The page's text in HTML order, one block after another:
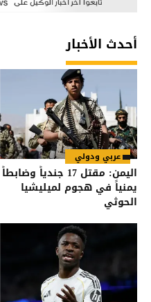
أحدث الأخبار
عربي ودولي
اليمن: مقتل 17 جندياً وضابطاً
يمنياً في هجوم لميليشيا
الحوثي